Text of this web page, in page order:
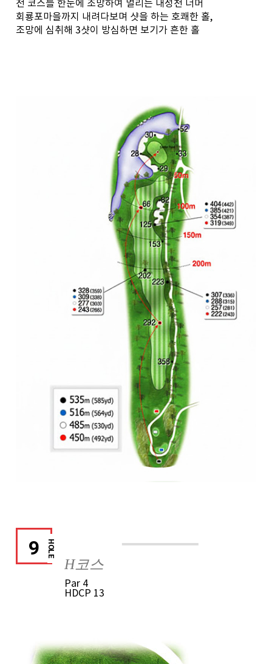
전 코스를 한눈에 조망하여 멀리는 내성천 너머
회룡포마을까지 내려다보며 샷을 하는 호쾌한 홀,
조망에 심취해 3샷이 방심하면 보기가 흔한 홀
9 HOLE
H코스
Par 4
HDCP 13